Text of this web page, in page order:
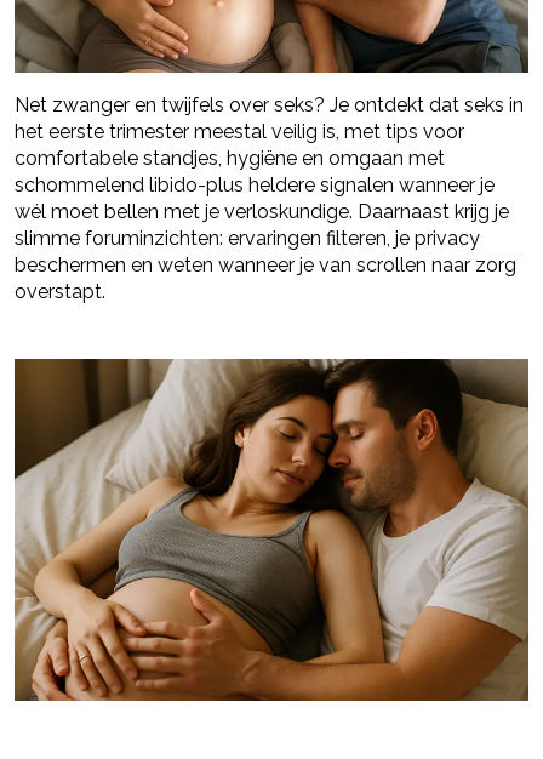
Net zwanger en twijfels over seks? Je ontdekt dat seks in
het eerste trimester meestal veilig is, met tips voor
comfortabele standjes, hygiëne en omgaan met
schommelend libido-plus heldere signalen wanneer je
wél moet bellen met je verloskundige. Daarnaast krijg je
slimme foruminzichten: ervaringen filteren, je privacy
beschermen en weten wanneer je van scrollen naar zorg
overstapt.